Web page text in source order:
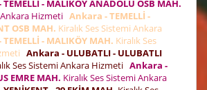
- MALIKÖY ANADOLU OSB MAH.
Ankara Hizmeti Ankara - TEMELLİ -
OSB MAH. Kiralık Ses Sistemi Ankara
- MALIKÖY MAH. Kiralık Ses
Ankara - ULUBATLI - ULUBATLI
Ses Sistemi Ankara Hizmeti Ankara -
EMRE MAH. Kiralık Ses Sistemi Ankara